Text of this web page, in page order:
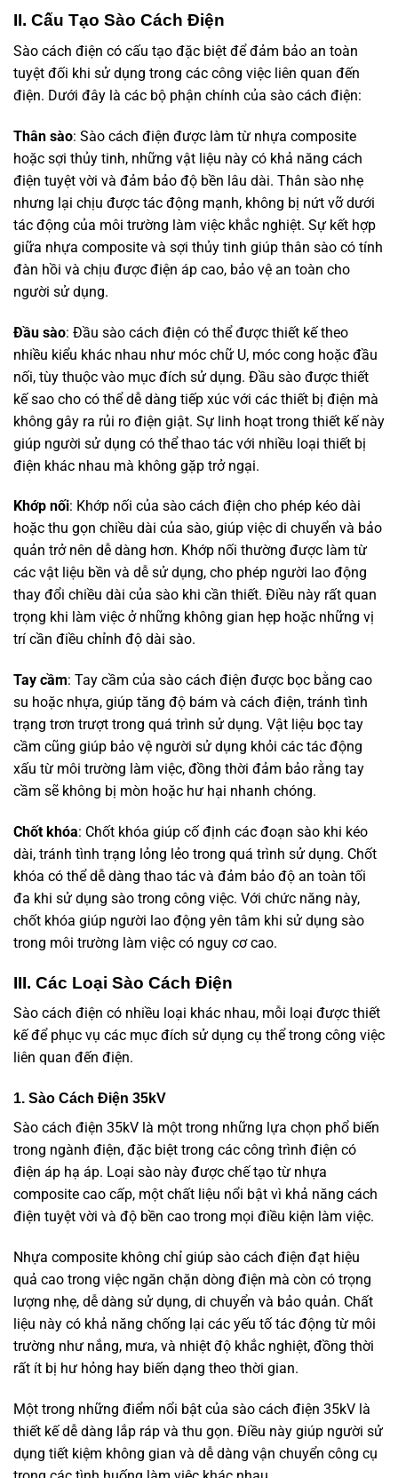
II. Cấu Tạo Sào Cách Điện
Sào cách điện có cấu tạo đặc biệt để đảm bảo an toàn
tuyệt đối khi sử dụng trong các công việc liên quan đến
điện. Dưới đây là các bộ phận chính của sào cách điện:
Thân sào: Sào cách điện được làm từ nhựa composite
hoặc sợi thủy tinh, những vật liệu này có khả năng cách
điện tuyệt vời và đảm bảo độ bền lâu dài. Thân sào nhẹ
nhưng lại chịu được tác động mạnh, không bị nứt vỡ dưới
tác động của môi trường làm việc khắc nghiệt. Sự kết hợp
giữa nhựa composite và sợi thủy tinh giúp thân sào có tính
đàn hồi và chịu được điện áp cao, bảo vệ an toàn cho
người sử dụng.
Đầu sào: Đầu sào cách điện có thể được thiết kế theo
nhiều kiểu khác nhau như móc chữ U, móc cong hoặc đầu
nối, tùy thuộc vào mục đích sử dụng. Đầu sào được thiết
kế sao cho có thể dễ dàng tiếp xúc với các thiết bị điện mà
không gây ra rủi ro điện giật. Sự linh hoạt trong thiết kế này
giúp người sử dụng có thể thao tác với nhiều loại thiết bị
điện khác nhau mà không gặp trở ngại.
Khớp nối: Khớp nối của sào cách điện cho phép kéo dài
hoặc thu gọn chiều dài của sào, giúp việc di chuyển và bảo
quản trở nên dễ dàng hơn. Khớp nối thường được làm từ
các vật liệu bền và dễ sử dụng, cho phép người lao động
thay đổi chiều dài của sào khi cần thiết. Điều này rất quan
trọng khi làm việc ở những không gian hẹp hoặc những vị
trí cần điều chỉnh độ dài sào.
Tay cầm: Tay cầm của sào cách điện được bọc bằng cao
su hoặc nhựa, giúp tăng độ bám và cách điện, tránh tình
trạng trơn trượt trong quá trình sử dụng. Vật liệu bọc tay
cầm cũng giúp bảo vệ người sử dụng khỏi các tác động
xấu từ môi trường làm việc, đồng thời đảm bảo rằng tay
cầm sẽ không bị mòn hoặc hư hại nhanh chóng.
Chốt khóa: Chốt khóa giúp cố định các đoạn sào khi kéo
dài, tránh tình trạng lỏng lẻo trong quá trình sử dụng. Chốt
khóa có thể dễ dàng thao tác và đảm bảo độ an toàn tối
đa khi sử dụng sào trong công việc. Với chức năng này,
chốt khóa giúp người lao động yên tâm khi sử dụng sào
trong môi trường làm việc có nguy cơ cao.
III. Các Loại Sào Cách Điện
Sào cách điện có nhiều loại khác nhau, mỗi loại được thiết
kế để phục vụ các mục đích sử dụng cụ thể trong công việc
liên quan đến điện.
1. Sào Cách Điện 35kV
Sào cách điện 35kV là một trong những lựa chọn phổ biến
trong ngành điện, đặc biệt trong các công trình điện có
điện áp hạ áp. Loại sào này được chế tạo từ nhựa
composite cao cấp, một chất liệu nổi bật vì khả năng cách
điện tuyệt vời và độ bền cao trong mọi điều kiện làm việc.
Nhựa composite không chỉ giúp sào cách điện đạt hiệu
quả cao trong việc ngăn chặn dòng điện mà còn có trọng
lượng nhẹ, dễ dàng sử dụng, di chuyển và bảo quản. Chất
liệu này có khả năng chống lại các yếu tố tác động từ môi
trường như nắng, mưa, và nhiệt độ khắc nghiệt, đồng thời
rất ít bị hư hỏng hay biến dạng theo thời gian.
Một trong những điểm nổi bật của sào cách điện 35kV là
thiết kế dễ dàng lắp ráp và thu gọn. Điều này giúp người sử
dụng tiết kiệm không gian và dễ dàng vận chuyển công cụ